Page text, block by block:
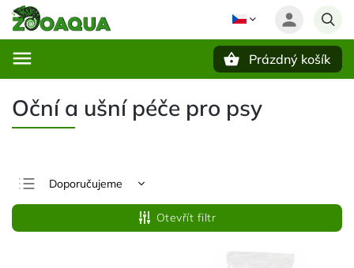
Prázdný košík
Oční a ušní péče pro psy
Doporučujeme
Nejlevnější
Nejdražší
Otevřít filtr